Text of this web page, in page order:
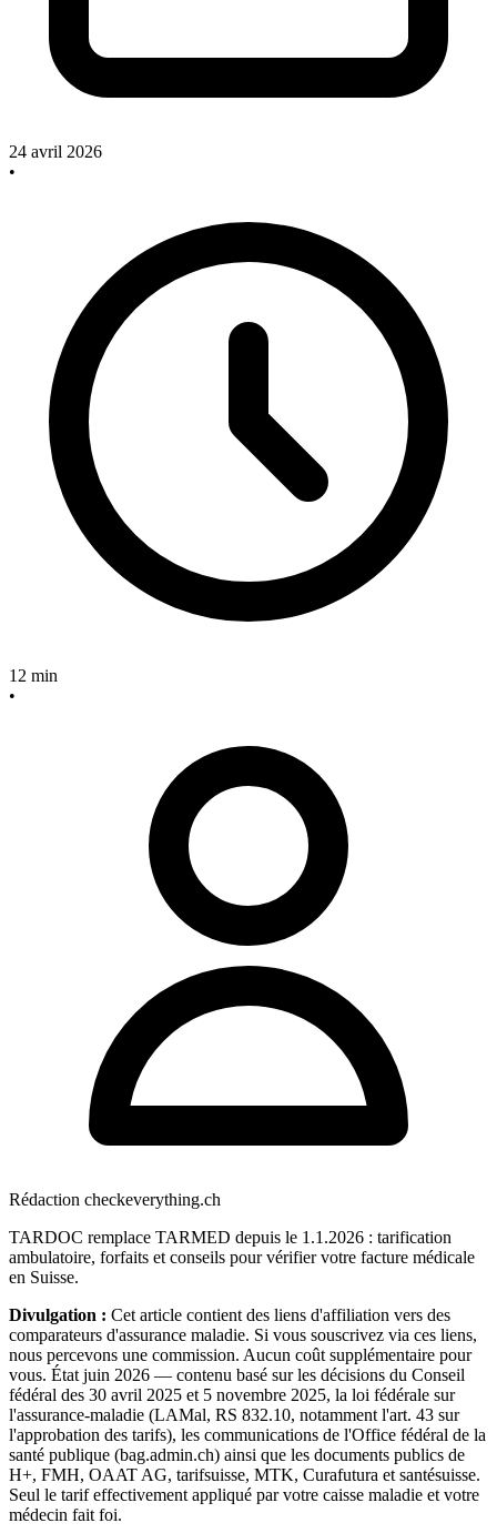
24 avril 2026
•
12 min
•
Rédaction checkeverything.ch
TARDOC remplace TARMED depuis le 1.1.2026 : tarification
ambulatoire, forfaits et conseils pour vérifier votre facture médicale
en Suisse.
Divulgation : Cet article contient des liens d'affiliation vers des
comparateurs d'assurance maladie. Si vous souscrivez via ces liens,
nous percevons une commission. Aucun coût supplémentaire pour
vous. État juin 2026 — contenu basé sur les décisions du Conseil
fédéral des 30 avril 2025 et 5 novembre 2025, la loi fédérale sur
l'assurance-maladie (LAMal, RS 832.10, notamment l'art. 43 sur
l'approbation des tarifs), les communications de l'Office fédéral de la
santé publique (bag.admin.ch) ainsi que les documents publics de
H+, FMH, OAAT AG, tarifsuisse, MTK, Curafutura et santésuisse.
Seul le tarif effectivement appliqué par votre caisse maladie et votre
médecin fait foi.